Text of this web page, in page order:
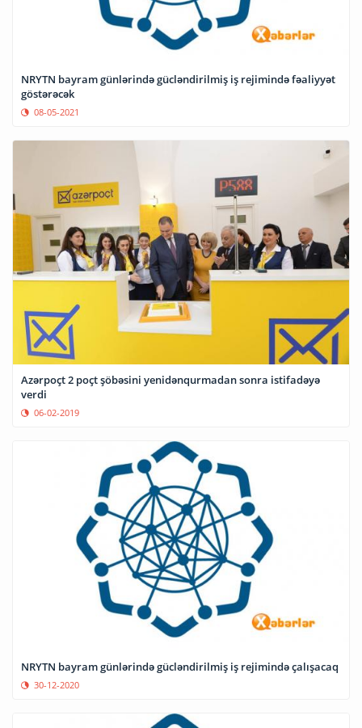
NRYTN bayram günlərində gücləndirilmiş iş rejimində fəaliyyət
göstərəcək
08-05-2021
Azərpoçt 2 poçt şöbəsini yenidənqurmadan sonra istifadəyə
verdi
06-02-2019
NRYTN bayram günlərində gücləndirilmiş iş rejimində çalışacaq
30-12-2020